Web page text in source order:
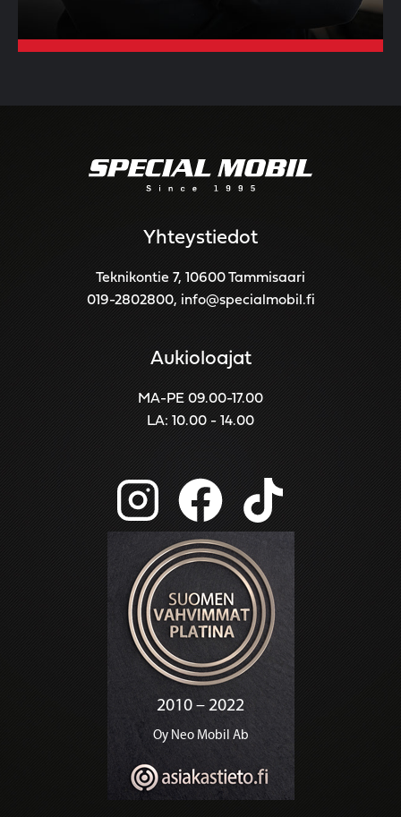
Yhteystiedot
Teknikontie 7, 10600 Tammisaari
019-2802800, info@specialmobil.fi
Aukioloajat
MA-PE 09.00-17.00
LA: 10.00 - 14.00